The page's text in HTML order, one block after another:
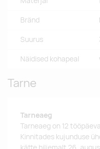
Bränd
Suurus
Näidised kohapeal
Tarne
Tarneaeg
Tarneaeg on 12
Kinnitades kujunduse